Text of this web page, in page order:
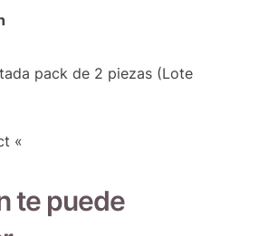
pack de 2 piezas (Lote
«
te puede